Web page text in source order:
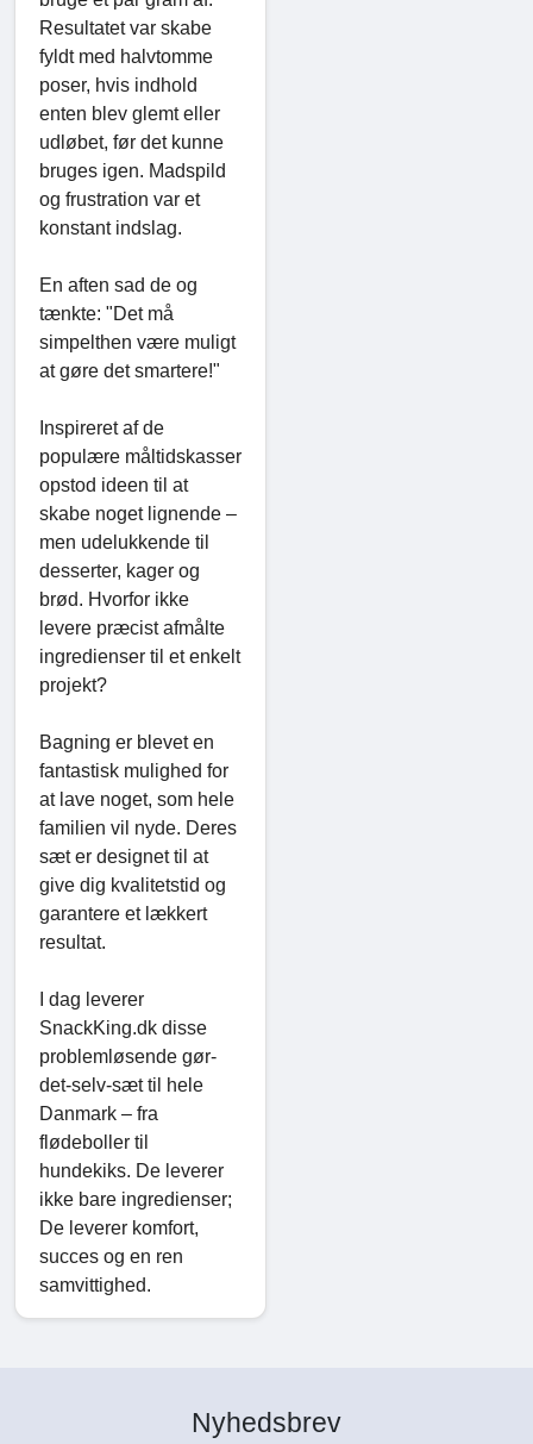
Resultatet var skabe
fyldt med halvtomme
poser, hvis indhold
enten blev glemt eller
udløbet, før det kunne
bruges igen. Madspild
og frustration var et
konstant indslag.
En aften sad de og
tænkte: "Det må
simpelthen være muligt
at gøre det smartere!"
Inspireret af de
populære måltidskasser
opstod ideen til at
skabe noget lignende –
men udelukkende til
desserter, kager og
brød. Hvorfor ikke
levere præcist afmålte
ingredienser til et enkelt
projekt?
Bagning er blevet en
fantastisk mulighed for
at lave noget, som hele
familien vil nyde. Deres
sæt er designet til at
give dig kvalitetstid og
garantere et lækkert
resultat.
I dag leverer
SnackKing.dk disse
problemløsende gør-
det-selv-sæt til hele
Danmark – fra
flødeboller til
hundekiks. De leverer
ikke bare ingredienser;
De leverer komfort,
succes og en ren
samvittighed.
Nyhedsbrev